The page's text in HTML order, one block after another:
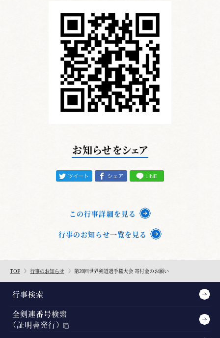
お知らせをシェア
この行事詳細を見る
行事のお知らせ一覧を見る
TOP 行事のお知らせ 第20回世界剣道選手権大会 寄付金のお願い
行事検索
全剣連番号検索
（証明書発行）